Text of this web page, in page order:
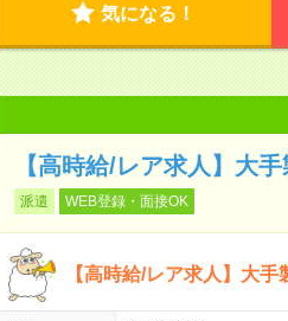
気になる！
【高時給/レア求人】大
派遣 WEB登録・面接OK
【高時給/レア求人】大